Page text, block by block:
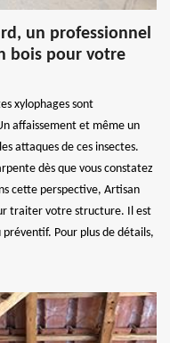
un professionnel
bois pour votre
xylophages sont
affaissement et même un
attaques de ces insectes.
dès que vous constatez
cette perspective, Artisan
traiter votre structure. Il est
Pour plus de détails,